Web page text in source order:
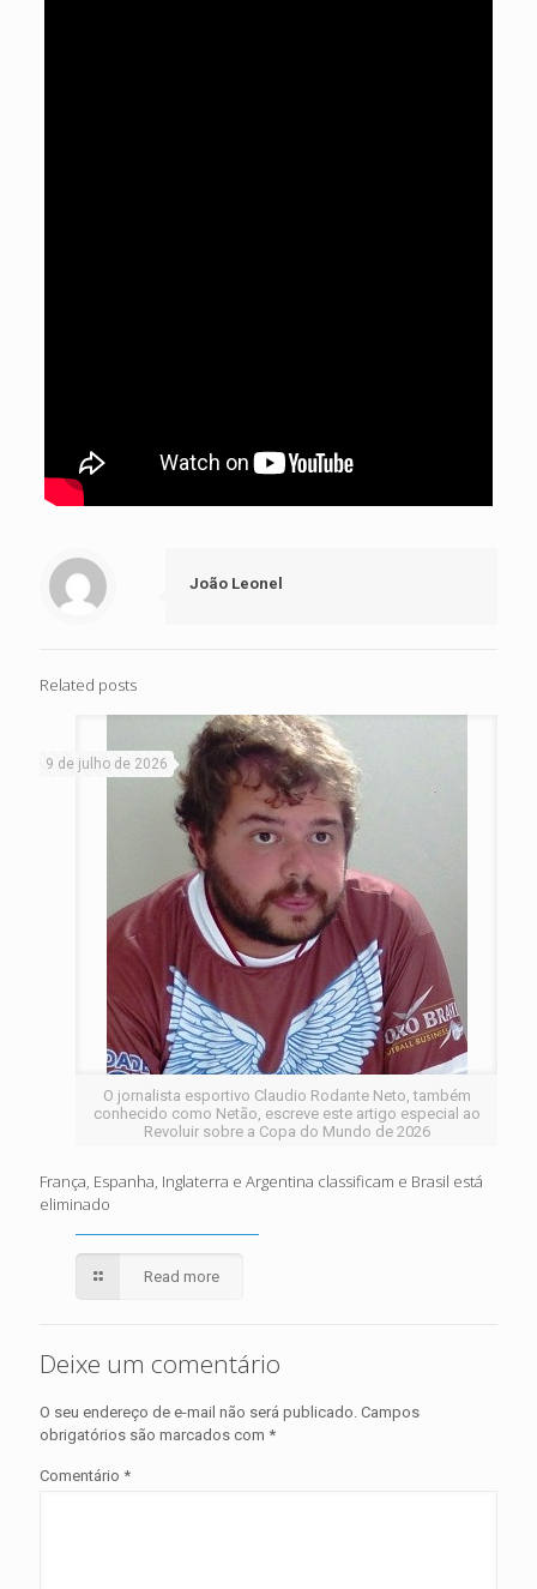
João Leonel
Related posts
O jornalista esportivo Claudio Rodante Neto, também
conhecido como Netão, escreve este artigo especial ao
Revoluir sobre a Copa do Mundo de 2026
9 de julho de 2026
França, Espanha, Inglaterra e Argentina classificam e Brasil está
eliminado
Read more
Deixe um comentário
O seu endereço de e-mail não será publicado. Campos
obrigatórios são marcados com *
Comentário *